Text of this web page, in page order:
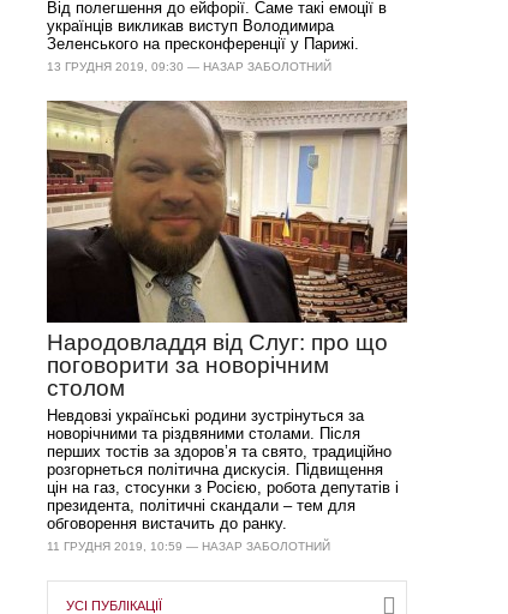
Від полегшення до ейфорії. Саме такі емоції в
українців викликав виступ Володимира
Зеленського на пресконференції у Парижі.
13 ГРУДНЯ 2019, 09:30 — НАЗАР ЗАБОЛОТНИЙ
Народовладдя від Слуг: про що
поговорити за новорічним
столом
Невдовзі українські родини зустрінуться за
новорічними та різдвяними столами. Після
перших тостів за здоров’я та свято, традиційно
розгорнеться політична дискусія. Підвищення
цін на газ, стосунки з Росією, робота депутатів і
президента, політичні скандали – тем для
обговорення вистачить до ранку.
11 ГРУДНЯ 2019, 10:59 — НАЗАР ЗАБОЛОТНИЙ
УСІ ПУБЛІКАЦІЇ